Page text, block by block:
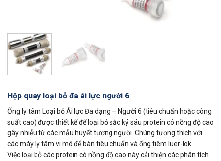
Hộp quay loại bỏ đa ái lực người 6
Ống ly tâm Loại bỏ Ái lực Đa dạng – Người 6 (tiêu chuẩn hoặc công
suất cao) được thiết kế để loại bỏ sắc ký sáu protein có nồng độ cao
gây nhiễu từ các mẫu huyết tương người. Chúng tương thích với
các máy ly tâm vi mô để bàn tiêu chuẩn và ống tiêm luer-lok.
Việc loại bỏ các protein có nồng độ cao này cải thiện các phân tích